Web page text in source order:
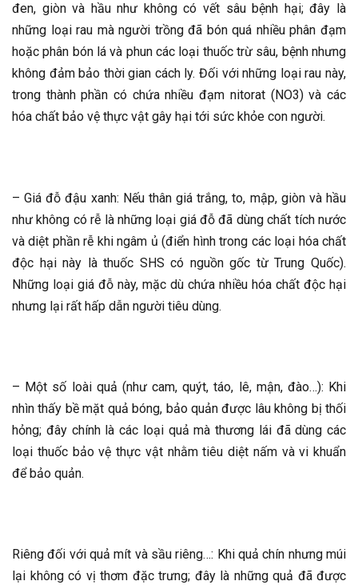
đen, giòn và hầu như không có vết sâu bệnh hại; đây là
những loại rau mà người trồng đã bón quá nhiều phân đạm
hoặc phân bón lá và phun các loại thuốc trừ sâu, bệnh nhưng
không đảm bảo thời gian cách ly. Đối với những loại rau này,
trong thành phần có chứa nhiều đạm nitorat (NO3) và các
hóa chất bảo vệ thực vật gây hại tới sức khỏe con người.
– Giá đỗ đậu xanh: Nếu thân giá trắng, to, mập, giòn và hầu
như không có rễ là những loại giá đỗ đã dùng chất tích nước
và diệt phần rễ khi ngâm ủ (điển hình trong các loại hóa chất
độc hại này là thuốc SHS có nguồn gốc từ Trung Quốc).
Những loại giá đỗ này, mặc dù chứa nhiều hóa chất độc hại
nhưng lại rất hấp dẫn người tiêu dùng.
– Một số loài quả (như cam, quýt, táo, lê, mận, đào…): Khi
nhìn thấy bề mặt quả bóng, bảo quản được lâu không bị thối
hỏng; đây chính là các loại quả mà thương lái đã dùng các
loại thuốc bảo vệ thực vật nhằm tiêu diệt nấm và vi khuẩn
để bảo quản.
Riêng đối với quả mít và sầu riêng…: Khi quả chín nhưng múi
lại không có vị thơm đặc trưng; đây là những quả đã được